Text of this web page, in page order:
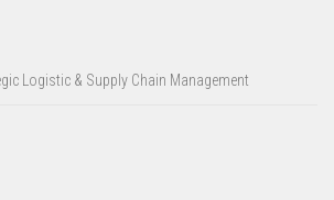
Logistic & Supply Chain Management